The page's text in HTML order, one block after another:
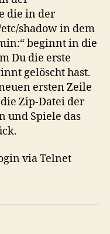
die in der
shadow in dem
beginnt in die
Du die erste
gelöscht hast.
ersten Zeile
Zip-Datei der
und Spiele das
via Telnet